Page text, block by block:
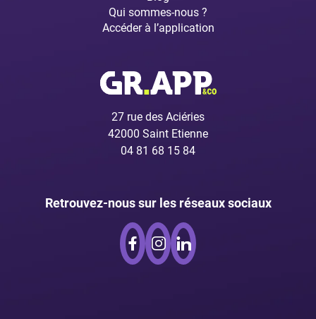
27 rue des Aciéries
42000 Saint Etienne
04 81 68 15 84
Qui sommes-nous ?
Accéder à l’application
Retrouvez-nous sur les réseaux sociaux